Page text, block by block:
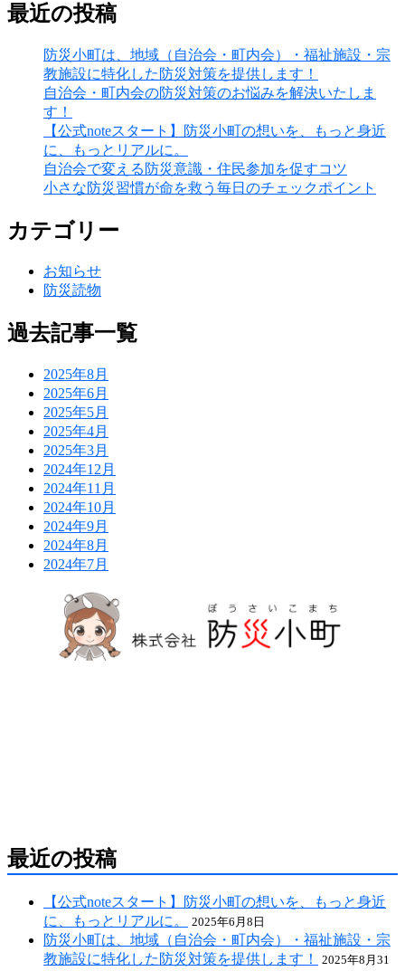
最近の投稿
防災小町は、地域（自治会・町内会）・福祉施設・宗
教施設に特化した防災対策を提供します！
自治会・町内会の防災対策のお悩みを解決いたしま
す！
【公式noteスタート】防災小町の想いを、もっと身近
に、もっとリアルに。
自治会で変える防災意識・住民参加を促すコツ
小さな防災習慣が命を救う毎日のチェックポイント
カテゴリー
お知らせ
防災読物
過去記事一覧
2025年8月
2025年6月
2025年5月
2025年4月
2025年3月
2024年12月
2024年11月
2024年10月
2024年9月
2024年8月
2024年7月
最近の投稿
【公式noteスタート】防災小町の想いを、もっと身近
に、もっとリアルに。
2025年6月8日
防災小町は、地域（自治会・町内会）・福祉施設・宗
教施設に特化した防災対策を提供します！
2025年8月31